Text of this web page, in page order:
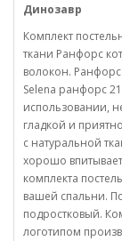
Динозавр
Комплект
ткани Ранфорс
волокон. Ранфорс
Selena ранфорс
использовании,
гладкой и
с натуральной
хорошо
комплекта
вашей спальни.
подростковый.
логотипом